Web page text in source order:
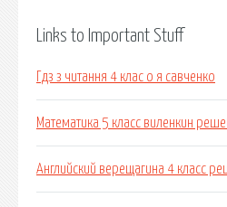
Links to Important Stuff
Гдз з читання 4 клас о я савченко
Математика 5 класс виленкин
Английский верещагина 4 класс